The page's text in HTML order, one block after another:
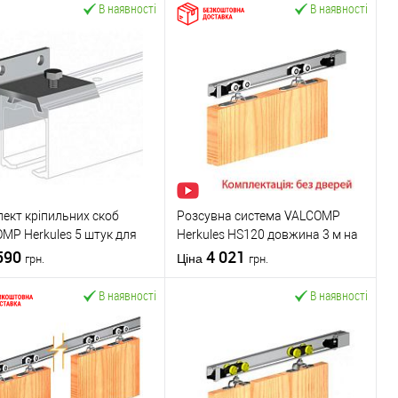
В наявності
кріпильних скоб
Herkules 5 штук для
товщиною до 45 мм
грн.
в 1 клік
порівняння
В наявності
Розсувна система VALCOMP
Herkules HS120 довжина 3 м на
1 полотно вагою до 120 кг
Ціна 4 021 грн.
Купити в 1 клік
До
порівняння
В наявності В наявності